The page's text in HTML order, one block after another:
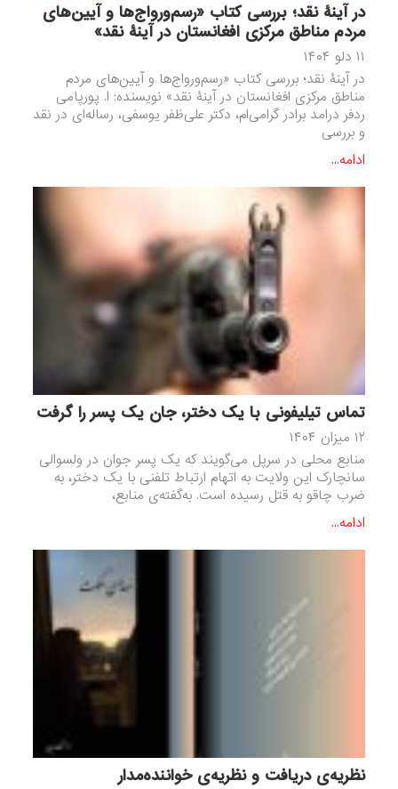
در آینۀ نقد؛ بررسی کتاب «رسم‌ورواج‌ها و آیین‌های
مردم مناطق مرکزی افغانستان در آینۀ نقد»
۱۱ دلو ۱۴۰۴
در آینۀ نقد؛ بررسی کتاب «رسم‌ورواج‌ها و آیین‌های مردم
مناطق مرکزی افغانستان در آینۀ نقد» نویسنده: ا. پورپامی
ردفر درامد برادر گرامی‌ام، دکتر علی‌ظفر یوسفی، رساله‌ای در نقد
و بررسی
ادامه...
تماس تیلیفونی با یک دختر، جان یک پسر را گرفت
۱۲ میزان ۱۴۰۴
منابع محلی در سرپل می‌گویند که یک پسر جوان در ولسوالی
سانچارک این ولایت به اتهام ارتباط تلفنی با یک دختر، به
ضرب چاقو به قتل رسیده است. به‌گفته‌‌ی منابع،
ادامه...
نظریه‌ی دریافت و نظریه‌ی خواننده‌مدار